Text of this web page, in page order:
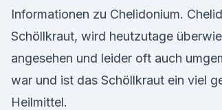
Informationen zu Chelidonium.
Schöllkraut, wird heutzutage
angesehen und leider oft auch
war und ist das Schöllkraut ein viel
Heilmittel.